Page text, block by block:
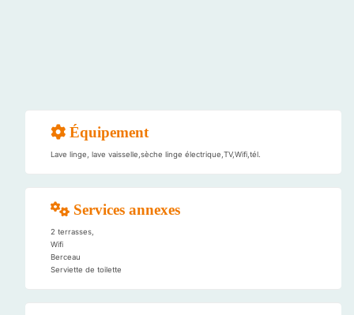
Équipement
Lave linge, lave vaisselle,sèche linge électrique,TV,Wifi,tél.
Services annexes
2 terrasses,
Wifi
Berceau
Serviette de toilette